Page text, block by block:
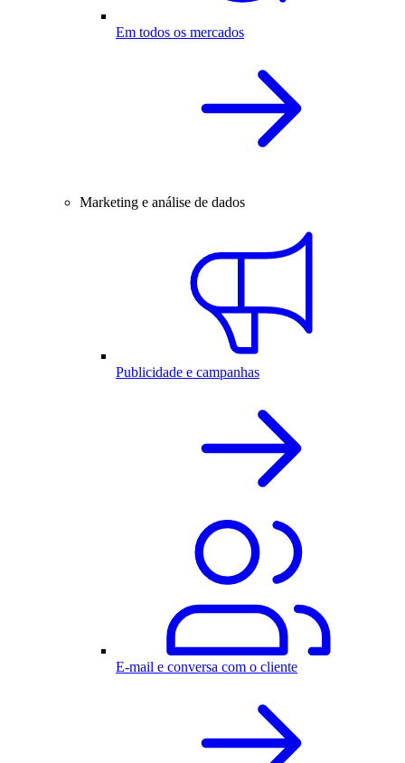
Em todos os mercados
Marketing e análise de dados
Publicidade e campanhas
E-mail e conversa com o cliente